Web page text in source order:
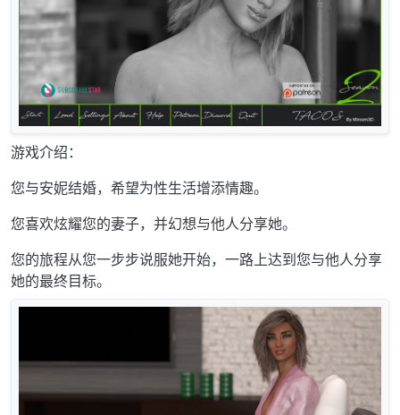
游戏介绍：
您与安妮结婚，希望为性生活增添情趣。
您喜欢炫耀您的妻子，并幻想与他人分享她。
您的旅程从您一步步说服她开始，一路上达到您与他人分享
她的最终目标。